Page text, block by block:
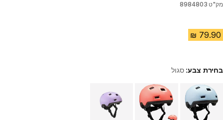
מק"ט 8984803
בחירת צבע:סגול
Choose a variant